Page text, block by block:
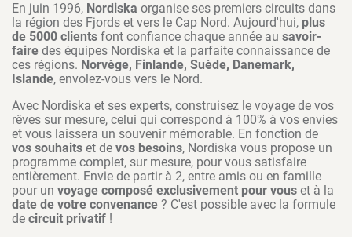
En juin 1996, Nordiska organise ses premiers circuits dans
la région des Fjords et vers le Cap Nord. Aujourd'hui, plus
de 5000 clients font confiance chaque année au savoir-
faire des équipes Nordiska et la parfaite connaissance de
ces régions. Norvège, Finlande, Suède, Danemark,
Islande, envolez-vous vers le Nord.
Avec Nordiska et ses experts, construisez le voyage de vos
rêves sur mesure, celui qui correspond à 100% à vos envies
et vous laissera un souvenir mémorable. En fonction de
vos souhaits et de vos besoins, Nordiska vous propose un
programme complet, sur mesure, pour vous satisfaire
entièrement. Envie de partir à 2, entre amis ou en famille
pour un voyage composé exclusivement pour vous et à la
date de votre convenance ? C'est possible avec la formule
de circuit privatif !